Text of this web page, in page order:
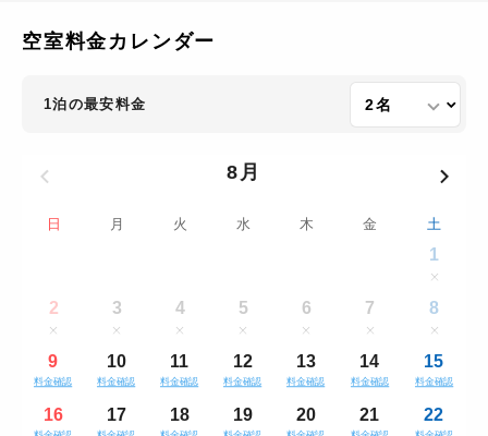
空室料金カレンダー
1泊の最安料金
8月
日 月 火 水 木 金 土
1
2 3 4 5 6 7 8
9
料金確認
10
料金確認
11
料金確認
12
料金確認
13
料金確認
14
料金確認
15
料金確認
16 17 18 19 20 21 22